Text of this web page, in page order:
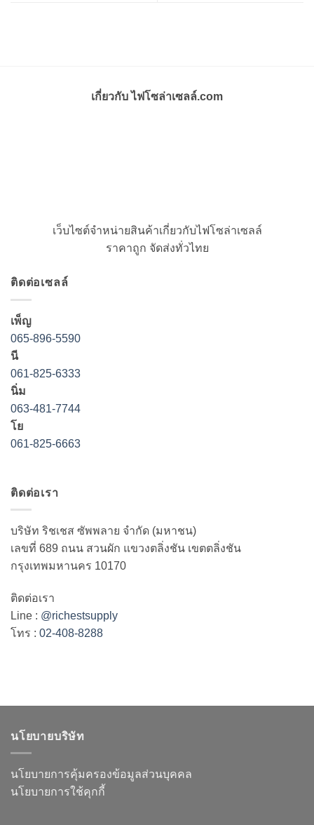
เกี่ยวกับ ไฟโซล่าเซลล์.com
เว็บไซต์จำหน่ายสินค้าเกี่ยวกับไฟโซล่าเซลล์
ราคาถูก จัดส่งทั่วไทย
ติดต่อเซลล์
เพ็ญ
065-896-5590
นี
061-825-6333
นิ่ม
063-481-7744
โย
061-825-6663
ติดต่อเรา
บริษัท ริชเชส ซัพพลาย จำกัด (มหาชน)
เลขที่ 689 ถนน สวนผัก แขวงตลิ่งชัน เขตตลิ่งชัน
กรุงเทพมหานคร 10170
ติดต่อเรา
Line : @richestsupply
โทร : 02-408-8288
นโยบายบริษัท
นโยบายการคุ้มครองข้อมูลส่วนบุคคล
นโยบายการใช้คุกกี้